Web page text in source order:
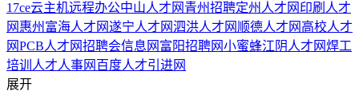
17ce云主机远程办公中山人才网 青州招聘定州人才网 印刷人才
网 惠州富海人才网遂宁人才网泗洪人才网 顺德人才网 高校人才
网PCB人才网招聘会信息网 富阳招聘网小蜜蜂江阴人才网焊工
培训 人才人事网 百度人才引进网
展开